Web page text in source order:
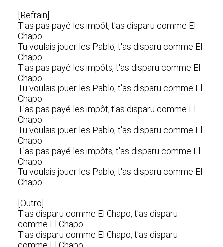
[Refrain]
T'as pas payé les impôt, t'as disparu comme El
Chapo
Tu voulais jouer les Pablo, t'as disparu comme El
Chapo
T'as pas payé les impôts, t'as disparu comme El
Chapo
Tu voulais jouer les Pablo, t'as disparu comme El
Chapo
T'as pas payé les impôt, t'as disparu comme El
Chapo
Tu voulais jouer les Pablo, t'as disparu comme El
Chapo
T'as pas payé les impôts, t'as disparu comme El
Chapo
Tu voulais jouer les Pablo, t'as disparu comme El
Chapo
[Outro]
T'as disparu comme El Chapo, t'as disparu
comme El Chapo
T'as disparu comme El Chapo, t'as disparu
comme El Chapo